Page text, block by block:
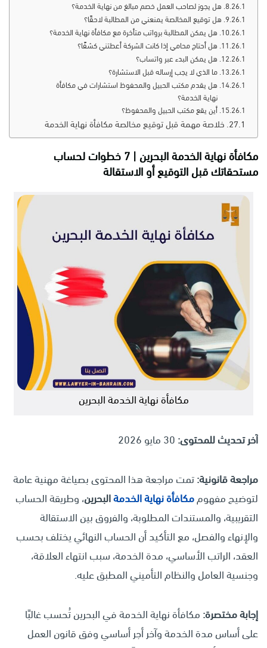
هل يجوز لصاحب العمل خصم مبالغ من نهاية الخدمة؟
هل توقيع المخالصة يمنعني من المطالبة لاحقًا؟
هل يمكن المطالبة برواتب متأخرة مع مكافأة نهاية الخدمة؟
هل أحتاج محامي إذا كانت الشركة أعطتني كشفًا؟
هل يمكن البدء عبر واتساب؟
ما الذي لا يجب إرساله قبل الاستشارة؟
هل يقدم مكتب الحبيل والمحفوظ استشارات في مكافأة
نهاية الخدمة؟
أين يقع مكتب الحبيل والمحفوظ؟
خلاصة مهمة قبل توقيع مخالصة مكافأة نهاية الخدمة
مكافأة نهاية الخدمة البحرين | 7 خطوات لحساب
مستحقاتك قبل التوقيع أو الاستقالة
مكافأة نهاية الخدمة البحرين
آخر تحديث للمحتوى:
مراجعة قانونية:تمت مراجعة هذا المحتوى بصياغة مهنية عامة
لتوضيح مفهوممكافأة نهاية الخدمةالبحرين، وطريقة الحساب
التقريبية، والمستندات المطلوبة، والفروق بين الاستقالة
والإنهاء والفصل، مع التأكيد أن الحساب النهائي يختلف بحسب
العقد، الراتب الأساسي، مدة الخدمة، سبب انتهاء العلاقة،
وجنسية العامل والنظام التأميني المطبق عليه.
إجابة مختصرة: مكافأة نهاية الخدمة في البحرين تُحسب غالبًا
على أساس مدة الخدمة وآخر أجر أساسي وفق قانون العمل